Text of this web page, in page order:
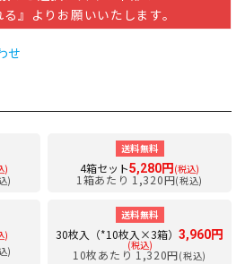
る』よりお願いいたします。
せ
)
)
送料無料
4箱セット5,280円 (税込)
1箱あたり 1,320円(税込)
)
)
送料無料
30枚入（*10枚入×3箱） 3,960円
(税込)
10枚あたり 1,320円(税込)